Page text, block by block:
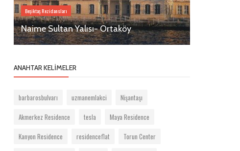
Beşiktaş Rezidansları
Naime Sultan Yalısı- Ortaköy
ANAHTAR KELIMELER
barbarosbulvarı uzmanemlakci
Nişantaşı
Akmerkez Residence
tesla
Maya Residence
Kanyon Residence
residenceflat
Torun Center